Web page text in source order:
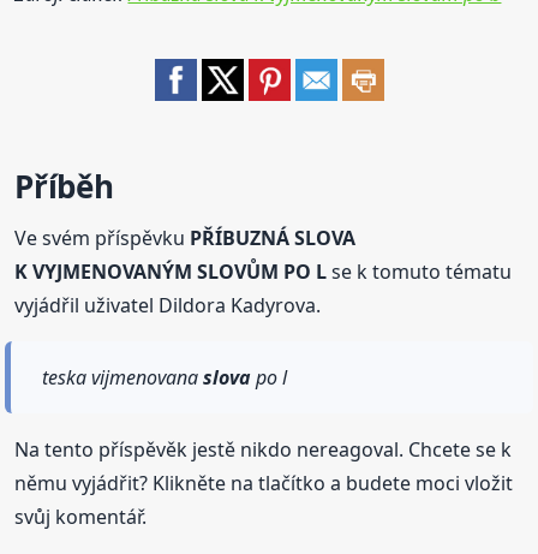
Příběh
Ve svém příspěvku PŘÍBUZNÁ SLOVA
K VYJMENOVANÝM SLOVŮM PO Lse k tomuto tématu
vyjádřil uživatel Dildora Kadyrova.
teska vijmenovanaslovapo l
Na tento příspěvěk jestě nikdo nereagoval. Chcete se k
němu vyjádřit? Klikněte na tlačítko a budete moci vložit
svůj komentář.